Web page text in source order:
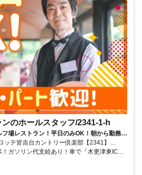
のホールスタッフ/2341-1-h
場レストラン！平日のみOK！朝から勤務出
払いOK
テ皆吉台カントリー倶楽部【2341】
ガソリン代支給あり！車で「木更津東IC」
約30分、「五井駅」～約30分